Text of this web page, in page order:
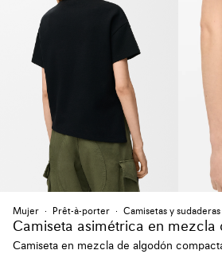
Mujer Prêt-à-porter Camisetas y sudaderas
Camiseta asimétrica en mezcla
Camiseta en mezcla de algodón